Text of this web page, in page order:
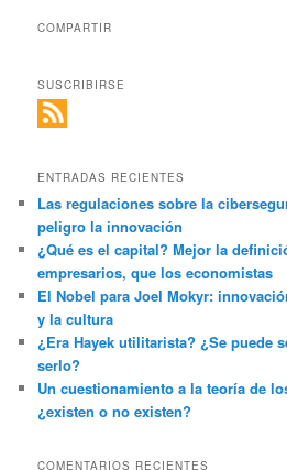
COMPARTIR
SUSCRIBIRSE
ENTRADAS RECIENTES
Las regulaciones sobre la
peligro la innovación
¿Qué es el capital? Mejor la
empresarios, que los economistas
El Nobel para Joel Mokyr:
y la cultura
¿Era Hayek utilitarista? ¿Se puede
serlo?
Un cuestionamiento a la teoría de
¿existen o no existen?
COMENTARIOS RECIENTES